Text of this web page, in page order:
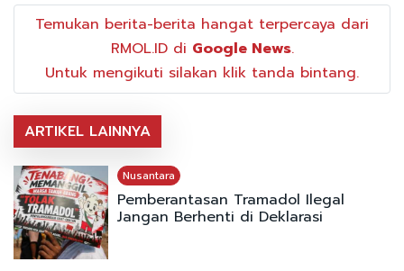
Temukan berita-berita hangat terpercaya dari
RMOL.ID di Google News.
Untuk mengikuti silakan klik tanda bintang.
ARTIKEL LAINNYA
Nusantara
Pemberantasan Tramadol Ilegal
Jangan Berhenti di Deklarasi